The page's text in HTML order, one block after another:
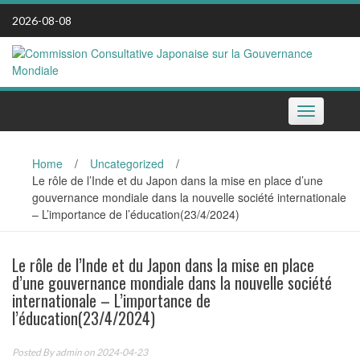
Skip
content
2026-08-08
Toggle
navigation
Home / Uncategorized
/
Le rôle de l’Inde et du Japon dans la mise en place d’une
gouvernance mondiale dans la nouvelle société internationale
– L’importance de l’éducation(23/4/2024)
Le rôle de l’Inde et du Japon dans la mise en place
d’une gouvernance mondiale dans la nouvelle société
internationale – L’importance de
l’éducation(23/4/2024)
Posted Byadmin on 2024-04-23